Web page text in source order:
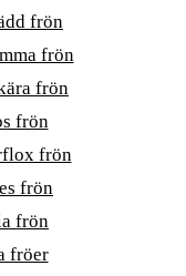
frön
frön
frön
frön
frön
frön
frön
fröer